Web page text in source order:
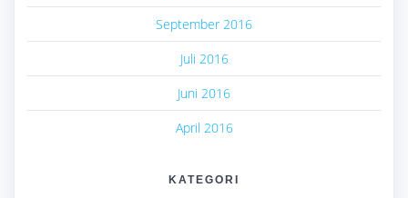
September 2016
Juli 2016
Juni 2016
April 2016
KATEGORI